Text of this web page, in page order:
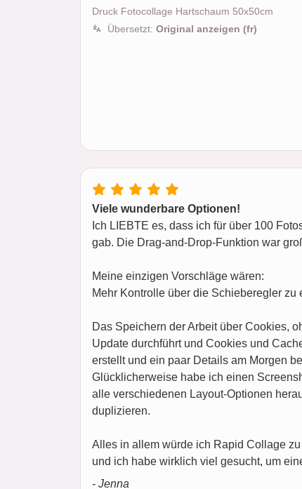
Druck Fotocollage Hartschaum 50x50cm
Übersetzt: Original anzeigen (fr)
Viele wunderbare Optionen!
Ich LIEBTE es, dass ich für über 100
gab. Die Drag-and-Drop-Funktion war
Meine einzigen Vorschläge wären:
Mehr Kontrolle über die Schieberegler
Das Speichern der Arbeit über Cookies,
Update durchführt und Cookies und
erstellt und ein paar Details am Morgen
Glücklicherweise habe ich einen
alle verschiedenen Layout-Optionen
duplizieren.
Alles in allem würde ich Rapid Collage
und ich habe wirklich viel gesucht, um
- Jenna